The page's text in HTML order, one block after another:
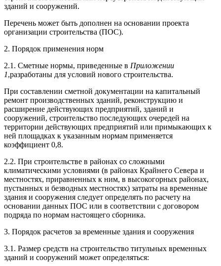
зданий и сооружений.
Перечень может быть дополнен на основании проекта
организации строительства (ПОС).
2. Порядок применения норм
2.1. Сметные нормы, приведенные в Приложении
1,разработаны для условий нового строительства.
При составлении сметной документации на капитальный
ремонт производственных зданий, реконструкцию и
расширение действующих предприятий, зданий и
сооружений, строительство последующих очередей на
территории действующих предприятий или примыкающих к
ней площадках к указанным нормам применяется
коэффициент 0,8.
2.2. При строительстве в районах со сложными
климатическими условиями (в районах Крайнего Севера и
местностях, приравненных к ним, в высокогорных районах,
пустынных и безводных местностях) затраты на временные
здания и сооружения следует определять по расчету на
основании данных ПОС или в соответствии с договором
подряда по нормам настоящего сборника.
3. Порядок расчетов за временные здания и сооружения
3.1. Размер средств на строительство титульных временных
зданий и сооружений может определяться: